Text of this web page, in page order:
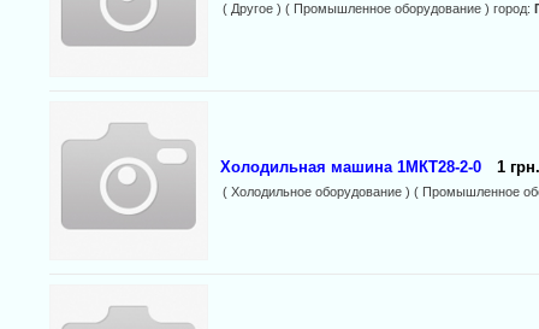
( Другое ) ( Промышленное оборудование ) город:
Холодильная машина 1МКТ28-2-0 1 грн.
( Холодильное оборудование ) ( Промышленное